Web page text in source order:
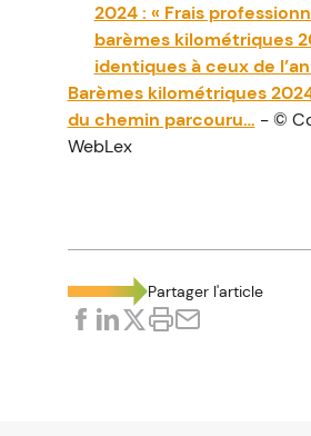
2024 : « Frais
barèmes kilométriques
identiques à ceux de
Barèmes kilométriques
du chemin parcouru… - ©
WebLex
Partager l'article